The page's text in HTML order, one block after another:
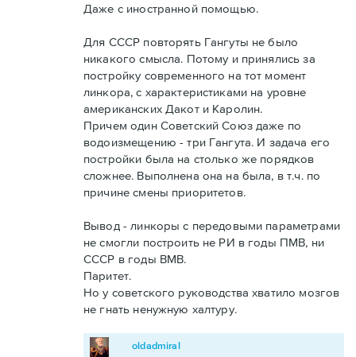
Даже с иностранной помощью.
Для СССР повторять Гангуты не было
никакого смысла. Потому и принялись за
постройку современного на тот момент
линкора, с характеристиками на уровне
американских Дакот и Каролин.
Причем один Советский Союз даже по
водоизмещению - три Гангута. И задача его
постройки была на столько же порядков
сложнее. Выполнена она на была, в т.ч. по
причине смены приоритетов.
Вывод - линкоры с передовыми параметрами
не смогли построить не РИ в годы ПМВ, ни
СССР в годы ВМВ.
Паритет.
Но у советского руководства хватило мозгов
не гнать ненужную халтуру.
oldadmiral